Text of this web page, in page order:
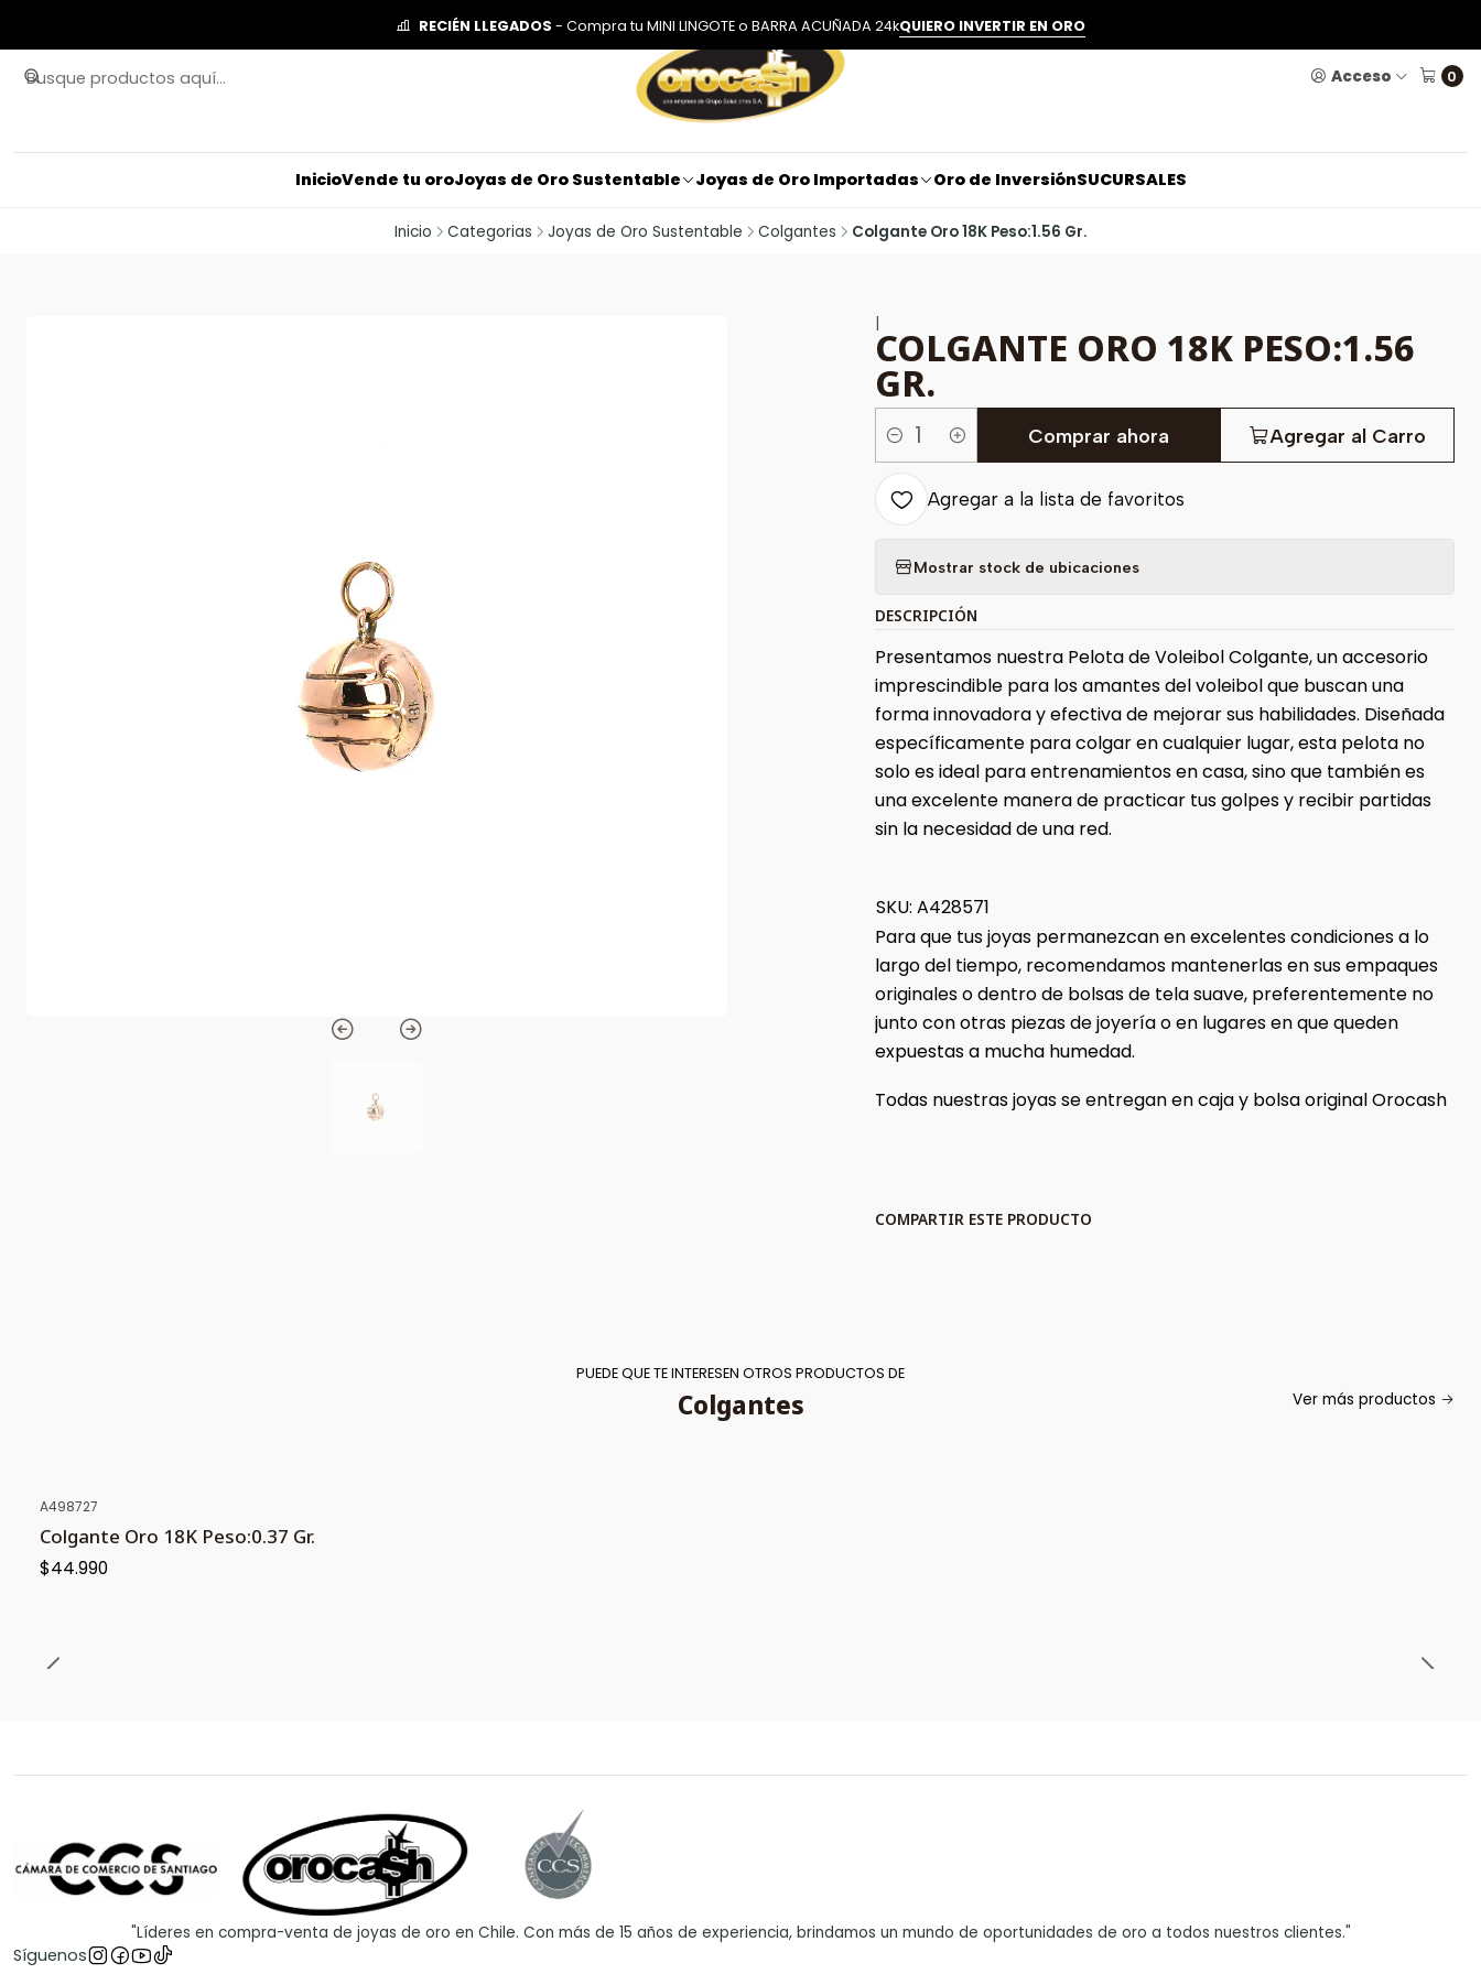
Acceso 0
InicioVende tu oroJoyas de Oro Sustentable Joyas de Oro Importadas Oro de InversiónSUCURSALES
RECIÉN LLEGADOS - Compra tu MINI LINGOTE o BARRA ACUÑADA 24kQUIERO INVERTIR EN ORO
Inicio Categorias Joyas de Oro Sustentable Colgantes Colgante Oro 18K Peso:1.56 Gr.
|
COLGANTE ORO 18K PESO:1.56
GR.
Cantidad
Agregar al Carro
Comprar ahora
Agregar a la lista de favoritos
Mostrar stock de ubicaciones
DESCRIPCIÓN
Presentamos nuestra Pelota de Voleibol Colgante, un accesorio
imprescindible para los amantes del voleibol que buscan una
forma innovadora y efectiva de mejorar sus habilidades. Diseñada
específicamente para colgar en cualquier lugar, esta pelota no
solo es ideal para entrenamientos en casa, sino que también es
una excelente manera de practicar tus golpes y recibir partidas
sin la necesidad de una red.
SKU: A428571
Para que tus joyas permanezcan en excelentes condiciones a lo
largo del tiempo, recomendamos mantenerlas en sus empaques
originales o dentro de bolsas de tela suave, preferentemente no
junto con otras piezas de joyería o en lugares en que queden
expuestas a mucha humedad.
Todas nuestras joyas se entregan en caja y bolsa original Orocash
COMPARTIR ESTE PRODUCTO
PUEDE QUE TE INTERESEN OTROS PRODUCTOS DE
Colgantes Ver más productos
A498727
Colgante Oro 18K Peso:0.37 Gr.
$44.990
"Líderes en compra-venta de joyas de oro en Chile. Con más de 15 años de experiencia, brindamos un mundo de oportunidades de oro a todos nuestros clientes."
Síguenos